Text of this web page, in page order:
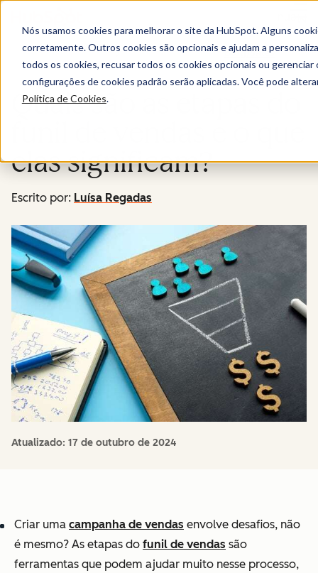
Nós usamos cookies para melhorar o site da HubSpot. Alguns
corretamente. Outros cookies são opcionais e ajudam a
todos os cookies, recusar todos os cookies opcionais ou
configurações de cookies padrão serão aplicadas. Você pode
Política de Cookies.
Blog/sales
Quais são as etapas do
elas significam?
Escrito por: Luísa Regadas
Atualizado: 17 de outubro de 2024
Criar uma campanha de vendas envolve desafios, não
é mesmo? As etapas do funil de vendas são
ferramentas que podem ajudar muito nesse processo,